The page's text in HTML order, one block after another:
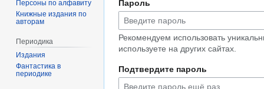
Пароль
Рекомендуем использовать
используете на других сайтах.
Подтвердите пароль
Персоны по алфавиту
Книжные издания по
авторам
Периодика
Издания
Фантастика в
периодике